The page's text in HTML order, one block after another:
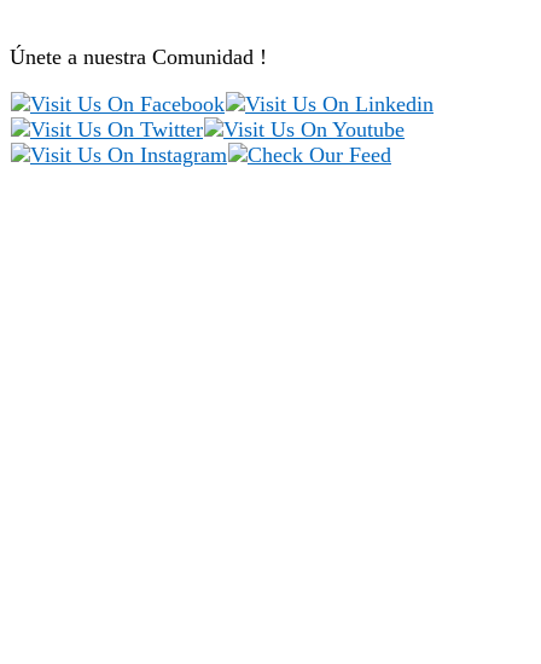
Únete a nuestra Comunidad !